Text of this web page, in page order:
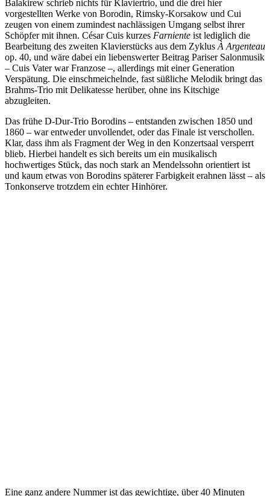
Balakirew schrieb nichts für Klaviertrio, und die drei hier
vorgestellten Werke von Borodin, Rimsky-Korsakow und Cui
zeugen von einem zumindest nachlässigen Umgang selbst ihrer
Schöpfer mit ihnen. César Cuis kurzes Farniente ist lediglich die
Bearbeitung des zweiten Klavierstücks aus dem Zyklus À Argenteau
op. 40, und wäre dabei ein liebenswerter Beitrag Pariser Salonmusik
– Cuis Vater war Franzose –, allerdings mit einer Generation
Verspätung. Die einschmeichelnde, fast süßliche Melodik bringt das
Brahms-Trio mit Delikatesse herüber, ohne ins Kitschige
abzugleiten.
Das frühe D-Dur-Trio Borodins – entstanden zwischen 1850 und
1860 – war entweder unvollendet, oder das Finale ist verschollen.
Klar, dass ihm als Fragment der Weg in den Konzertsaal versperrt
blieb. Hierbei handelt es sich bereits um ein musikalisch
hochwertiges Stück, das noch stark an Mendelssohn orientiert ist
und kaum etwas von Borodins späterer Farbigkeit erahnen lässt – als
Tonkonserve trotzdem ein echter Hinhörer.
Eine ganz andere Nummer ist das gewichtige, über 40 Minuten